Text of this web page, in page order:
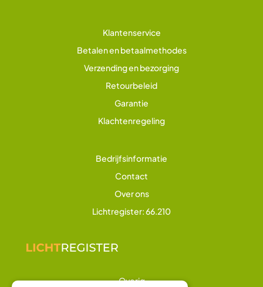
Klantenservice
Betalen en betaalmethodes
Verzending en bezorging
Retourbeleid
Garantie
Klachtenregeling
Bedrijfsinformatie
Contact
Over ons
Lichtregister: 66.210
Overig